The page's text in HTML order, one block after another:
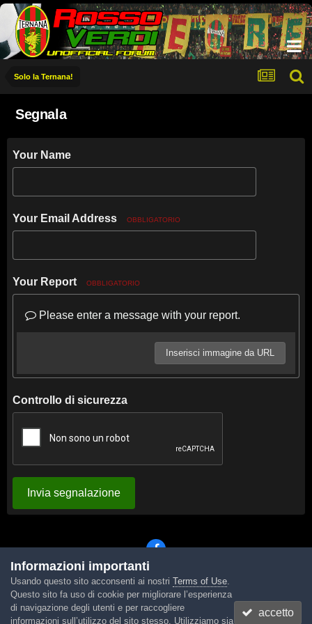
Solo la Ternana!
Segnala
Your Name
Your Email Address OBBLIGATORIO
Your Report OBBLIGATORIO
Please enter a message with your report.
Inserisci immagine da URL
Controllo di sicurezza
Invia segnalazione
Lingua Tema Contattaci Cookies
Powered by Invision Community
Informazioni importanti
Usando questo sito acconsenti ai nostri Terms of Use.
Questo sito fa uso di cookie per migliorare l’esperienza
di navigazione degli utenti e per raccogliere
informazioni sull’utilizzo del sito stesso. Utilizziamo sia
accetto